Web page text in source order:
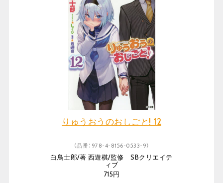
りゅうおうのおしごと! 12
（品番：978-4-8156-0533-9）
白鳥士郎/著 西遊棋/監修 SBクリエイテ
ィブ
715円